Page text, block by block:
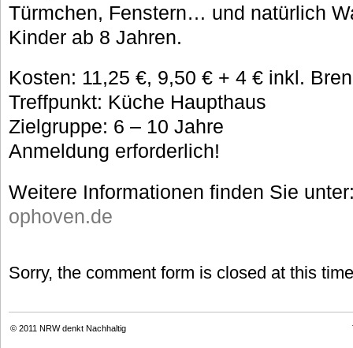
Türmchen, Fenstern… und natürlich
Kinder ab 8 Jahren.
Kosten: 11,25 €, 9,50 € + 4 € inkl.
Treffpunkt: Küche Haupthaus
Zielgruppe: 6 – 10 Jahre
Anmeldung erforderlich!
Weitere Informationen finden Sie
ophoven.de
Sorry, the comment form is closed at this
© 2011 NRW denkt Nachhaltig